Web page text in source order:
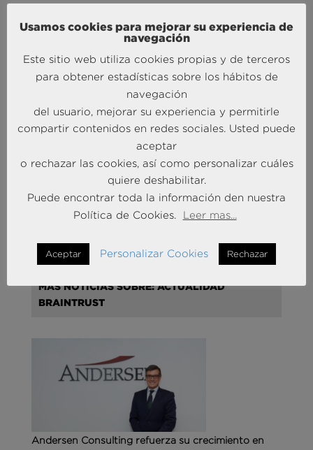
con una compañera de clase:
“pues mi papá va a las tiendas, habla con la gente
que está comprando allí y les hace fotos para que
estén más contentos y compren más cosas…”
(literal).
No me sonó mal, desde entonces uso esta versión,
más o menos matizada, para explicar lo que hago.
MÁS NOTICIAS SOBRE: ACTUALIDAD
BRAINTRUST
Andersen Consulting refuerza su crecimiento en
Usamos cookies para mejorar su experiencia de
navegación
Este sitio web utiliza cookies propias y de terceros
para obtener estadísticas sobre los hábitos de
navegación
del usuario, mejorar su experiencia y permitirle
compartir contenidos en redes sociales. Usted puede
aceptar
o rechazar las cookies, así como personalizar cuáles
quiere deshabilitar.
Puede encontrar toda la información den nuestra
Política de Cookies.
Leer mas...
Aceptar Personalizar Cookies Rechazar